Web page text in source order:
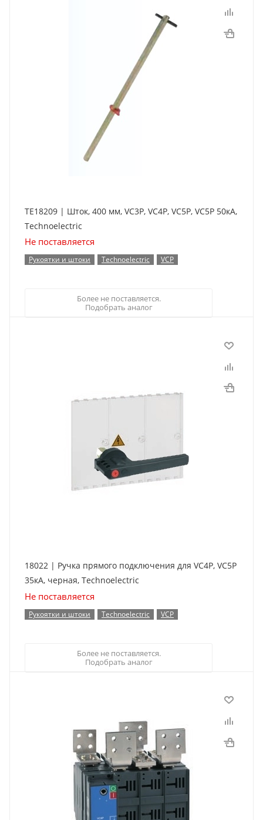
TE18209 | Шток, 400 мм, VC3P, VC4P, VC5P, VC5P 50кА,
Technoelectric
Не поставляется
Рукоятки и штоки Technoelectric VCP
Более не поставляется.
Подобрать аналог
18022 | Ручка прямого подключения для VC4P, VC5P
35кА, черная, Technoelectric
Не поставляется
Рукоятки и штоки Technoelectric VCP
Более не поставляется.
Подобрать аналог